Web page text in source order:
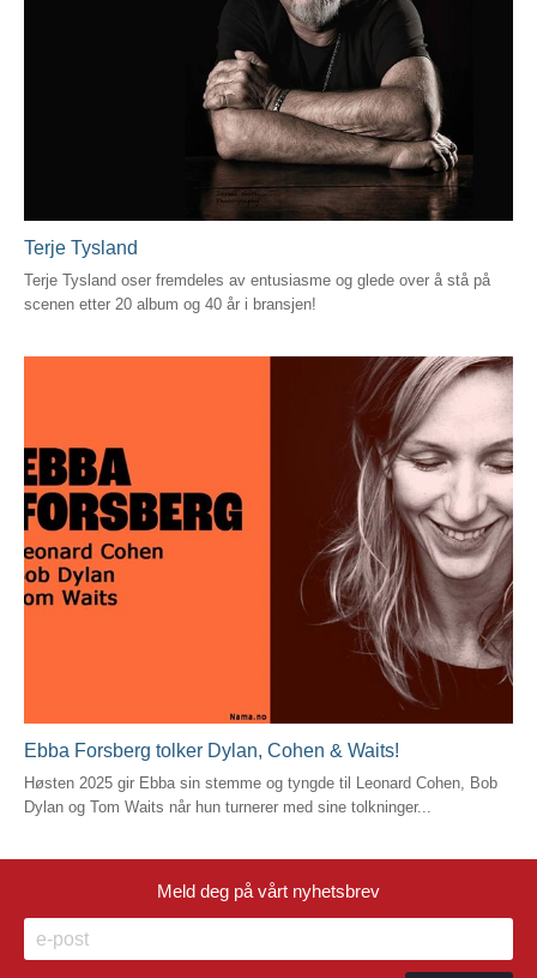
Terje Tysland
Terje Tysland oser fremdeles av entusiasme og glede over å stå på
scenen etter 20 album og 40 år i bransjen!
Ebba Forsberg tolker Dylan, Cohen & Waits!
Høsten 2025 gir Ebba sin stemme og tyngde til Leonard Cohen, Bob
Dylan og Tom Waits når hun turnerer med sine tolkninger...
Meld deg på vårt nyhetsbrev